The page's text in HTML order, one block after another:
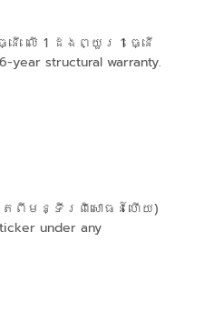
ើ លើ 1 ដងព្យួរ 1 ធ្នើ
structural warranty.
ស្តពីមន្ទីរពិសោធន៍ហើយ)
under any